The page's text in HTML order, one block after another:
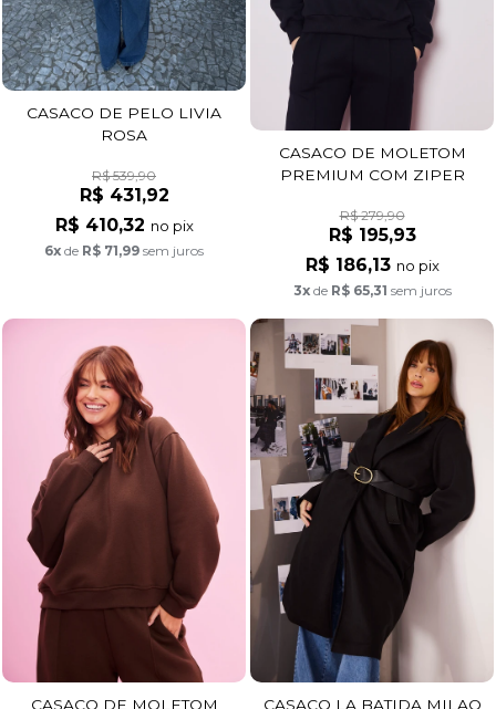
CASACO DE PELO LIVIA
ROSA
R$ 539,90
R$ 431,92
R$ 410,32 no pix
6x de R$ 71,99 sem juros
CASACO DE MOLETOM
PREMIUM COM ZIPER
R$ 279,90
R$ 195,93
R$ 186,13 no pix
3xde R$ 65,31 sem juros
CASACO DE MOLETOM
CASACO LA BATIDA MILAO